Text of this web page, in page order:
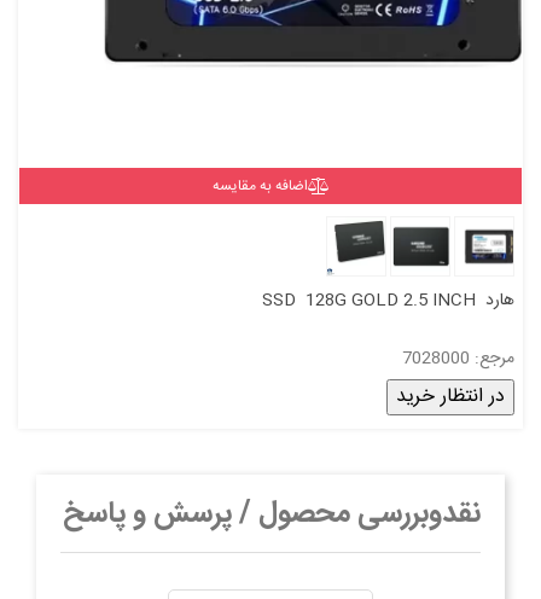
اضافه به مقایسه
هارد SSD 128G GOLD 2.5 INCH
مرجع: 7028000
در انتظار خرید
نقدوبررسی محصول / پرسش و پاسخ